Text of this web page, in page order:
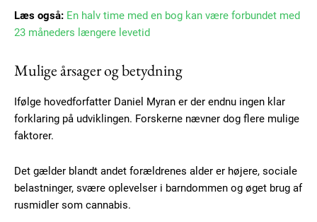
Subscription Plans
Free limited access
Læs også: En halv time med en bog kan være forbundet med
23 måneders længere levetid
Mulige årsager og betydning
Ifølge hovedforfatter Daniel Myran er der endnu ingen klar
forklaring på udviklingen. Forskerne nævner dog flere mulige
faktorer.
Det gælder blandt andet forældrenes alder er højere, sociale
belastninger, svære oplevelser i barndommen og øget brug af
rusmidler som cannabis.